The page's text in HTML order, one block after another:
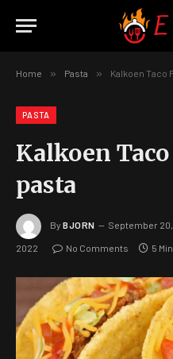
Home » Pasta » Kalkoen Taco
PASTA
Kalkoen
pasta
By BJORN September 20,
2022 No Comments 5